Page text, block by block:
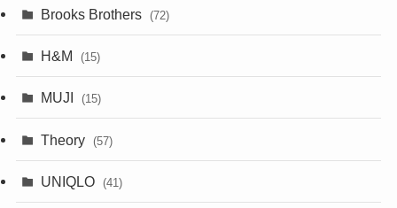
Brooks Brothers (72)
H&M (15)
MUJI (15)
Theory (57)
UNIQLO (41)